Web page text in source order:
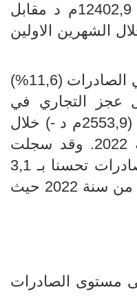
وقد بلغت قيمة الواردات 12402,9م د مقابل
(11,6
%)
تسجيل عجز التجاري في
حدود (2358,5 م د) مقابل (2553,9م د -) خلال
من سنة 2022. وقد سجلت
نسبة تغطية الواردات بالصادرات تحسنا بـ 3,1
نقطة مقارنة بنفس الفترة من سنة 2022 حيث
مستوى الصادرات